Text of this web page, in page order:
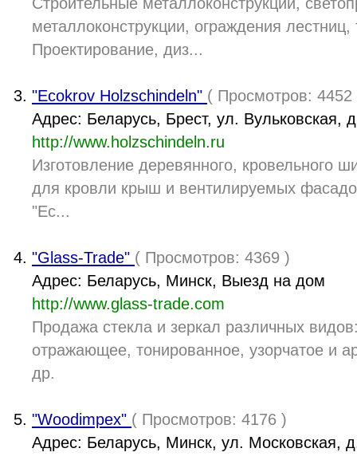
металлоконструкции, ограждения
Проектирование, диз...
"Ecokrov Holzschindeln" ( Просмотров: 4452
Адрес: Беларусь, Брест, ул. Вульковская,
http://www.holzschindeln.ru
Изготовление деревянного, кровельного
для кровли крыш и вентилируемых
"Ec...
"Glass-Trade" ( Просмотров: 4369 )
Адрес: Беларусь, Минск, Выезд на дом
http://www.glass-trade.com
Продажа стекла и зеркал различных
отражающее, тонированное, узорчатое и
др.
"Woodimpex" ( Просмотров: 4176 )
Адрес: Беларусь, Минск, ул. Московская,